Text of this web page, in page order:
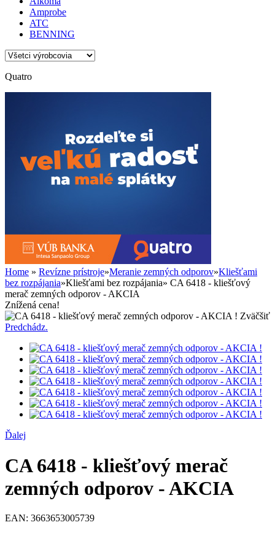
Amprobe
ATC
BENNING
Quatro
Home » Revízne prístroje»Meranie zemných odporov»Kliešťami
bez rozpájania»Kliešťami bez rozpájania» CA 6418 - kliešťový
merač zemných odporov - AKCIA
Znížená cena!
Zväčšiť
Predchádz.
Ďalej
CA 6418 - kliešťový merač
zemných odporov - AKCIA
EAN: 3663653005739